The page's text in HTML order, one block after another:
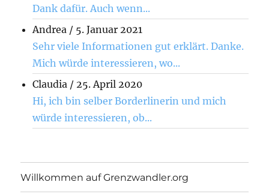
Dank dafür. Auch wenn...
Andrea / 5. Januar 2021
Sehr viele Informationen gut erklärt. Danke.
Mich würde interessieren, wo...
Claudia /25. April 2020
Hi, ich bin selber Borderlinerin und mich
würde interessieren, ob...
Willkommen auf Grenzwandler.org